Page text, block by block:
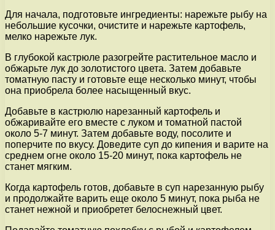
Для начала, подготовьте ингредиенты: нарежьте рыбу на
небольшие кусочки, очистите и нарежьте картофель,
мелко нарежьте лук.
В глубокой кастрюле разогрейте растительное масло и
обжарьте лук до золотистого цвета. Затем добавьте
томатную пасту и готовьте еще несколько минут, чтобы
она приобрела более насыщенный вкус.
Добавьте в кастрюлю нарезанный картофель и
обжаривайте его вместе с луком и томатной пастой
около 5-7 минут. Затем добавьте воду, посолите и
поперчите по вкусу. Доведите суп до кипения и варите на
среднем огне около 15-20 минут, пока картофель не
станет мягким.
Когда картофель готов, добавьте в суп нарезанную рыбу
и продолжайте варить еще около 5 минут, пока рыба не
станет нежной и приобретет белоснежный цвет.